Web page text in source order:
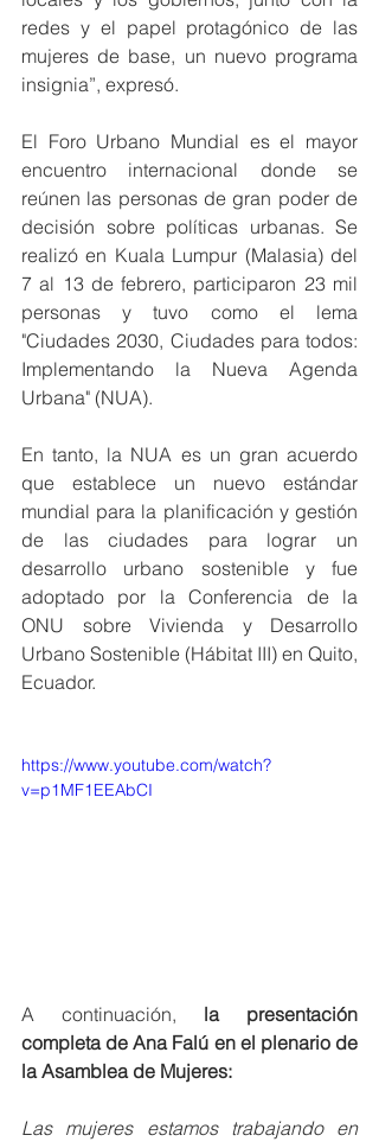
redes y el papel protagónico de las
mujeres de base, un nuevo programa
insignia”, expresó.
El Foro Urbano Mundial es el mayor
encuentro internacional donde se
reúnen las personas de gran poder de
decisión sobre políticas urbanas. Se
realizó en Kuala Lumpur (Malasia) del
7 al 13 de febrero, participaron 23 mil
personas y tuvo como el lema
"Ciudades 2030, Ciudades para todos:
Implementando la Nueva Agenda
Urbana" (NUA).
En tanto, la NUA es un gran acuerdo
que establece un nuevo estándar
mundial para la planificación y gestión
de las ciudades para lograr un
desarrollo urbano sostenible y fue
adoptado por la Conferencia de la
ONU sobre Vivienda y Desarrollo
Urbano Sostenible (Hábitat III) en Quito,
Ecuador.
https://www.youtube.com/watch?
v=p1MF1EEAbCI
A continuación, la presentación
completa de Ana Falú en el plenario de
la Asamblea de Mujeres:
Las mujeres estamos trabajando en